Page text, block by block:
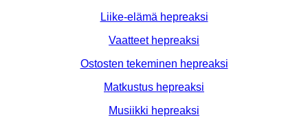
Liike-elämä hepreaksi
Vaatteet hepreaksi
Ostosten tekeminen hepreaksi
Matkustus hepreaksi
Musiikki hepreaksi